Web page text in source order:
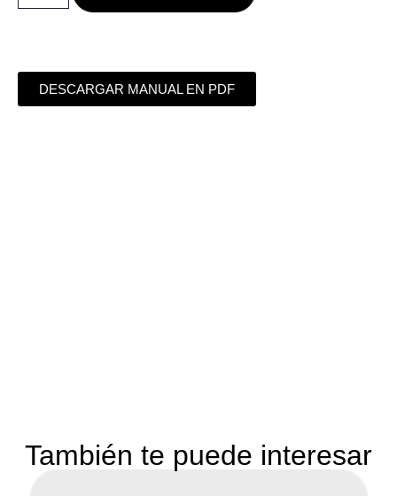
DESCARGAR MANUAL EN PDF
También te puede interesar